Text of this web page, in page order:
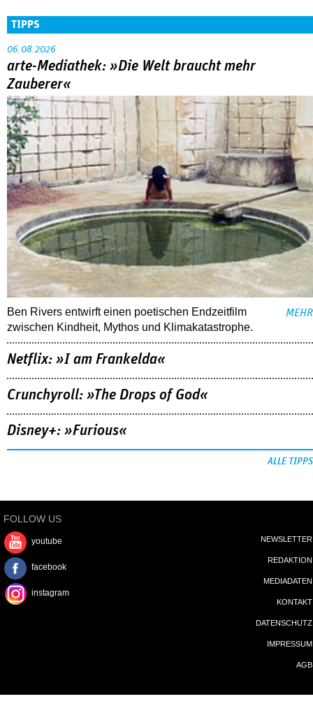
TIPPS
06.08.2026
arte-Mediathek: »Die Welt braucht mehr
Zauberer«
Ben Rivers entwirft einen poetischen Endzeitfilm
zwischen Kindheit, Mythos und Klimakatastrophe.
MEHR
Netflix: »I am Frankelda«
Crunchyroll: »The Drops of God«
Disney+: »Furious«
ALLE TIPPS
FOLLOW US
youtube
facebook
instagram
NEWSLETTER
REDAKTION
MEDIADATEN
KONTAKT
DATENSCHUTZ
IMPRESSUM
AGB